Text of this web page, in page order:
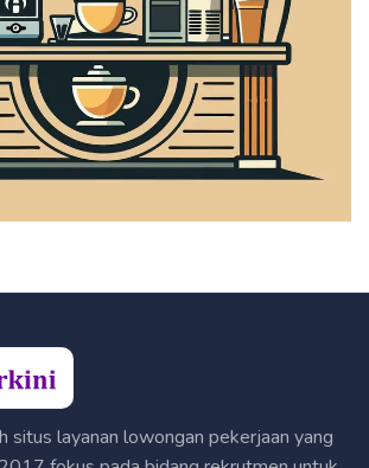
situs layanan lowongan pekerjaan yang